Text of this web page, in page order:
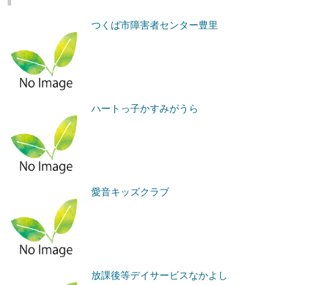
つくば市障害者センター豊里
ハートっ子かすみがうら
愛音キッズクラブ
放課後等デイサービスなかよし